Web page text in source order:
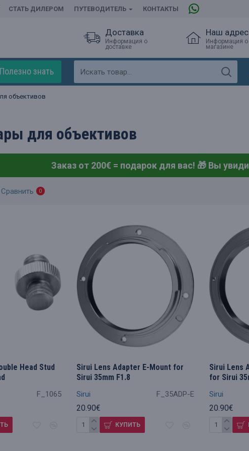
СТАТЬ ДИЛЕРОМ ПУТЕВОДИТЕЛЬ КОНТАКТЫ
Доставка
Информация о
доставке
Наш адрес
Информация о
магазине
Полезно знать
объективов
для объективов
Заказ от 200€ = подарок для вас! 🎁 Вы
Сравнить 0
F_1065
Head Stud
Sirui F_35ADP-E
Sirui Lens Adapter E-Mount for
Sirui 35mm F1.8
20.90€
КУПИТЬ
Sirui
Sirui Lens
for Sirui
20.90€